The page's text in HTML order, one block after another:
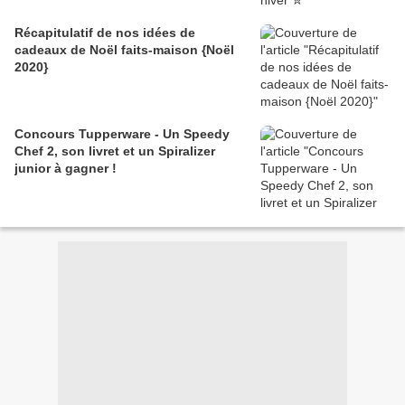
Récapitulatif de nos idées de
cadeaux de Noël faits-maison {Noël
2020}
Concours Tupperware - Un Speedy
Chef 2, son livret et un Spiralizer
junior à gagner !